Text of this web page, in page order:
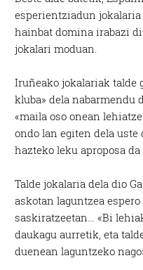
esperientziadun
hainbat domina irabazi
jokalari moduan.
Iruñeako jokalariak talde
kluba» dela nabarmendu
«maila oso onean
ondo lan egiten dela
hazteko leku aproposa
Talde jokalaria dela dio
askotan laguntzea
saskiratzeetan… «Bi
daukagu aurretik, eta
duenean laguntzeko